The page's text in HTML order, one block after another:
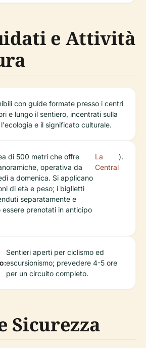
e Attività
con guide formate presso i centri
e lungo il sentiero, incentrati sulla
e il significato culturale.
di 500 metri che offre
operativa da
a domenica. Si applicano
di età e peso; i biglietti
separatamente e
essere prenotati in anticipo
La
Central
).
Sentieri aperti per ciclismo ed
escursionismo; prevedere 4-5 ore
per un circuito completo.
Sicurezza